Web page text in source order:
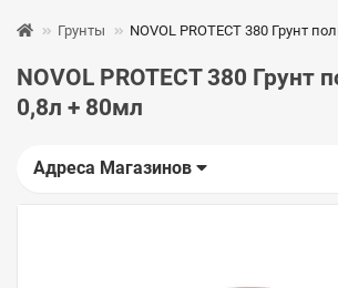
Грунты NOVOL PROTECT 380 Грунт
NOVOL PROTECT 380 Грунт
0,8л + 80мл
Адреса Магазинов